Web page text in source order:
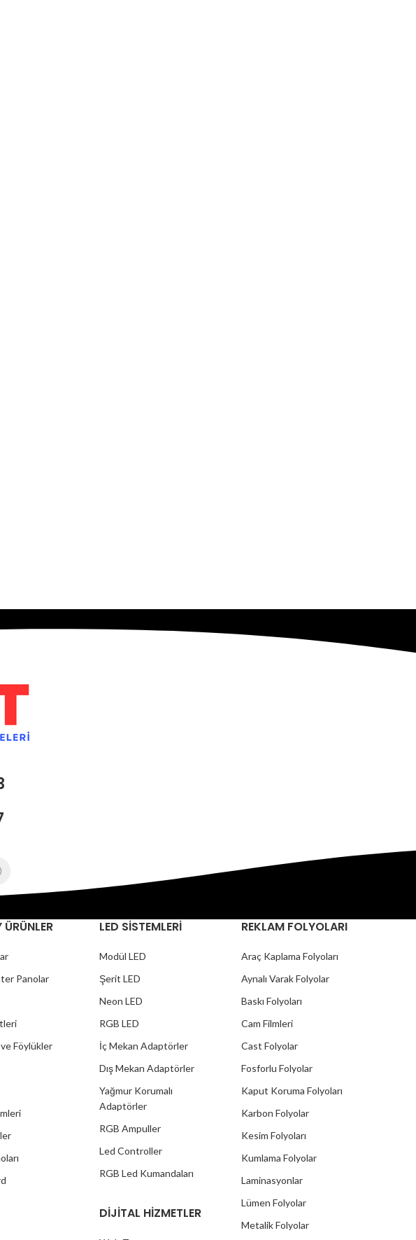
Panolar
Föylükler
LED SİSTEMLERİ
Modül LED
Şerit LED
Neon LED
RGB LED
İç Mekan Adaptörler
Dış Mekan Adaptörler
Yağmur Korumalı
Adaptörler
RGB Ampuller
Led Controller
RGB Led Kumandaları
DİJİTAL HİZMETLER
REKLAM FOLYOLARI
Araç Kaplama Folyoları
Aynalı Varak Folyolar
Baskı Folyoları
Cam Filmleri
Cast Folyolar
Fosforlu Folyolar
Kaput Koruma Folyoları
Karbon Folyolar
Kesim Folyoları
Kumlama Folyolar
Laminasyonlar
Lümen Folyolar
Metalik Folyolar